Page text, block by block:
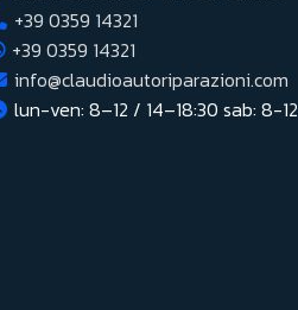
+39 0359 14321
+39 0359 14321
info@claudioautoriparazioni.com
lun-ven: 8–12 / 14–18:30 sab: 8-12